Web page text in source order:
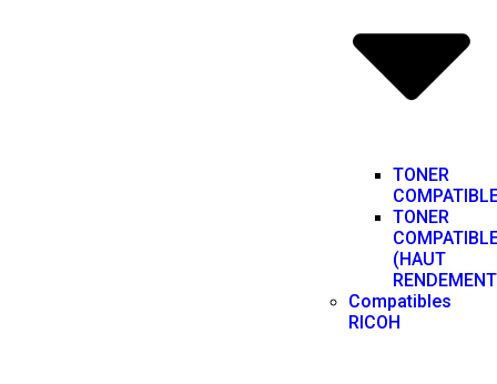
TONER
TONER
(HAUT
Compatibles
RICOH